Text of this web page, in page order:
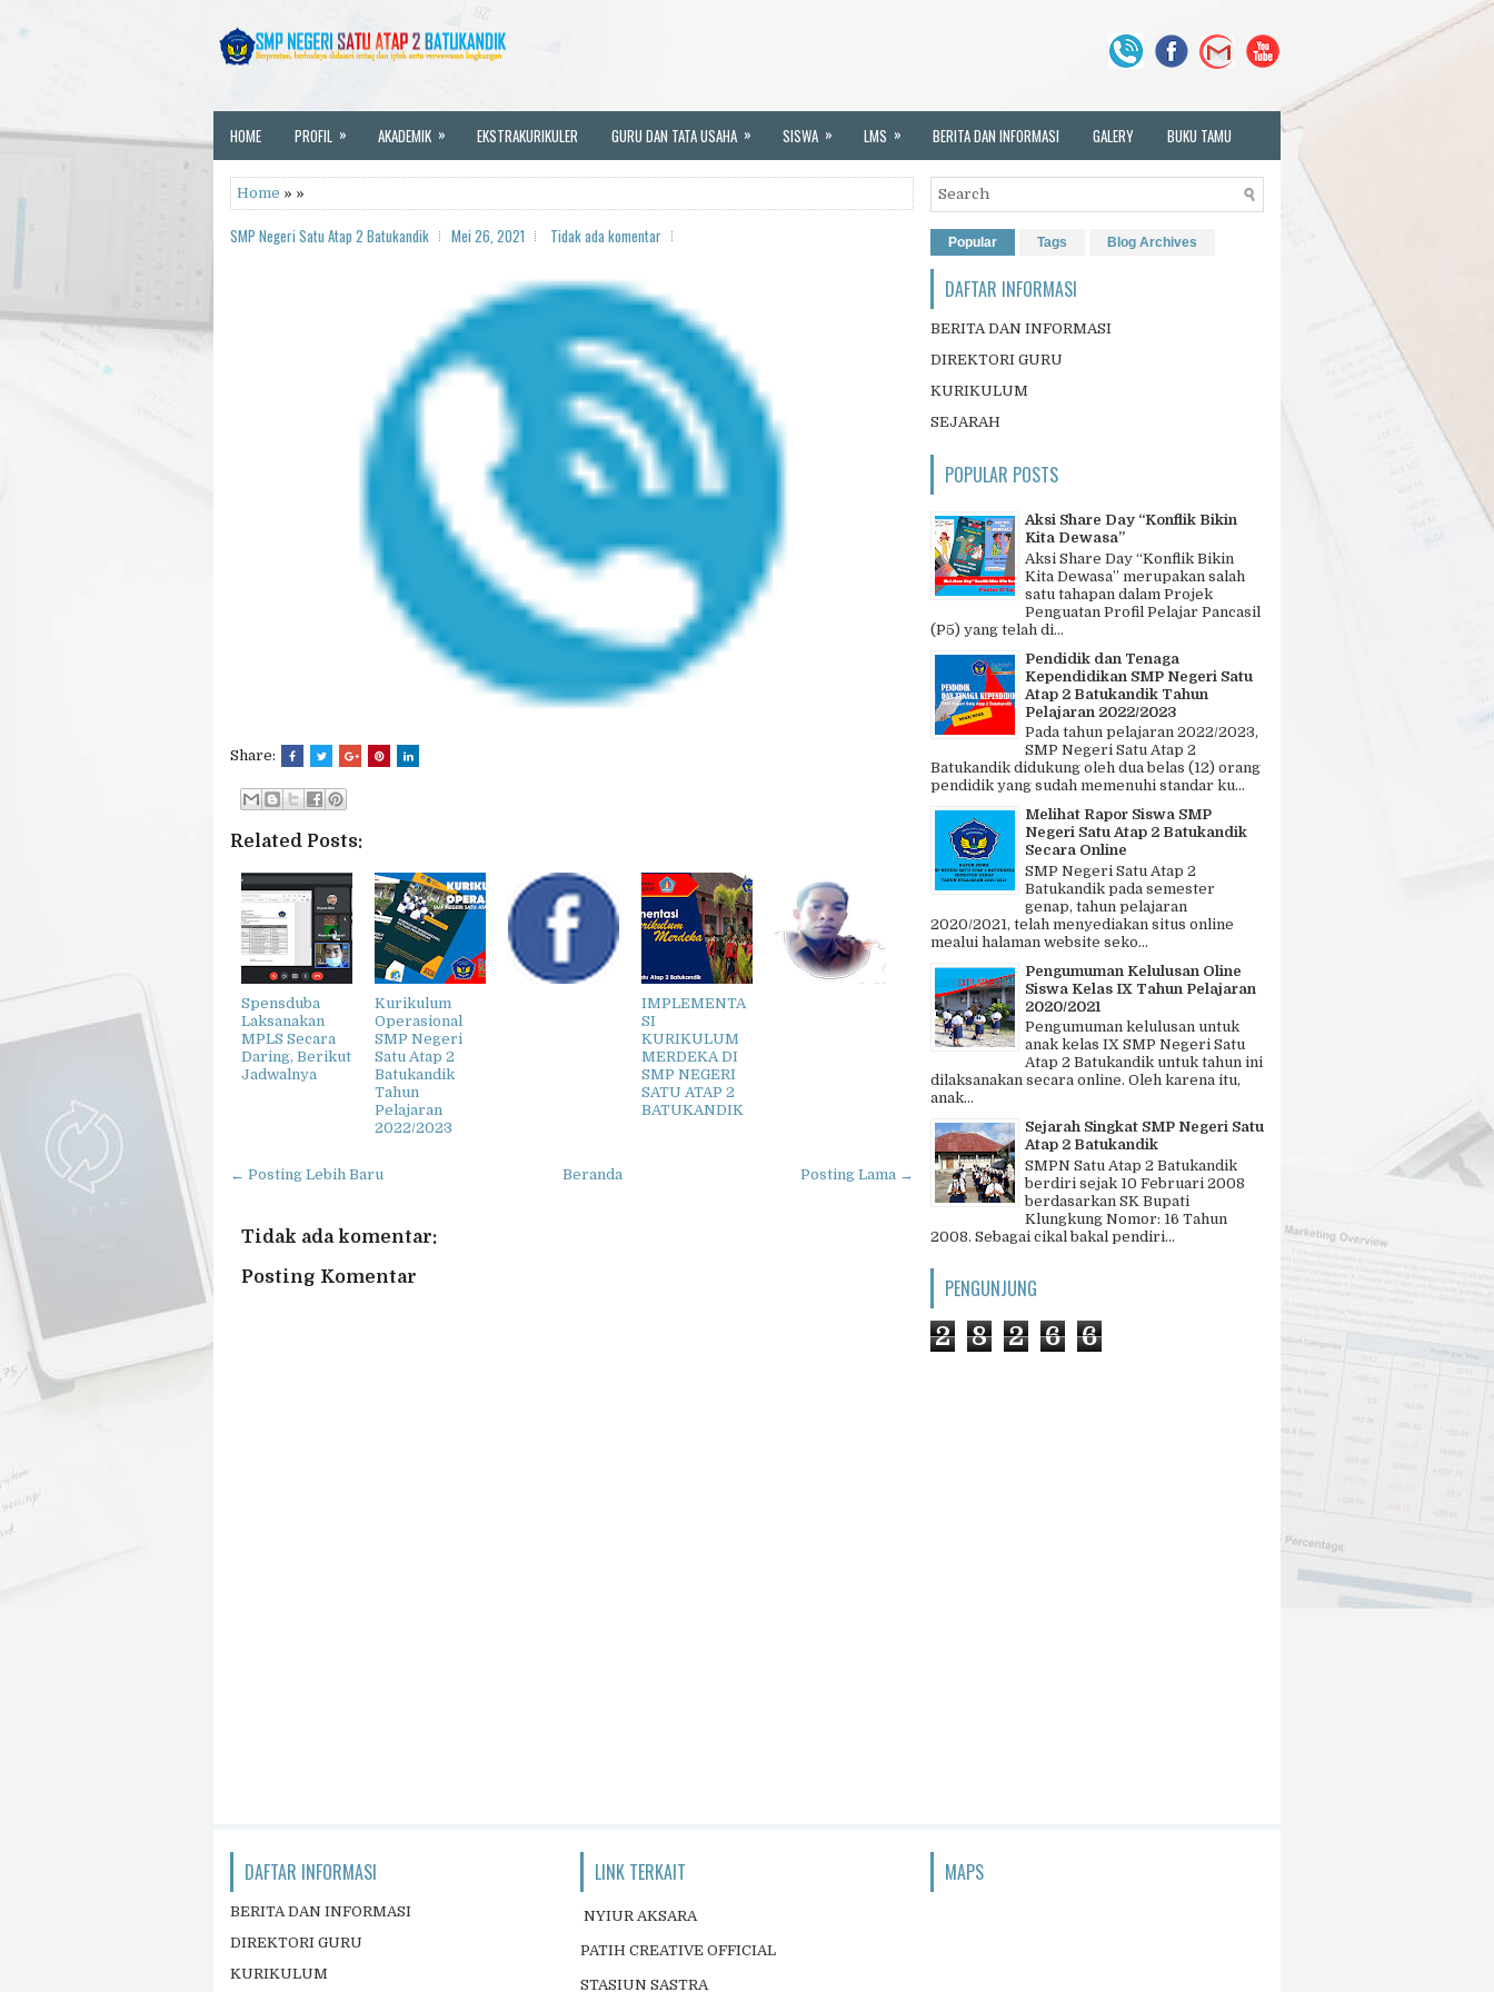
HOME PROFIL » AKADEMIK » EKSTRAKURIKULER GURU DAN TATA USAHA » SISWA » LMS » BERITA DAN INFORMASI GALERY BUKU TAMU
Home » »
SMP Negeri Satu Atap 2 Batukandik Mei 26, 2021 Tidak ada komentar
Share:
Related Posts:
Spensduba
Laksanakan
MPLS Secara
Daring, Berikut
Jadwalnya
Kurikulum
Operasional
SMP Negeri
Satu Atap 2
Batukandik
Tahun
Pelajaran
2022/2023
IMPLEMENTA
SI
KURIKULUM
MERDEKA DI
SMP NEGERI
SATU ATAP 2
BATUKANDIK
← Posting Lebih Baru Posting Lama →
Beranda
Tidak ada komentar:
Posting Komentar
Popular Tags Blog Archives
DAFTAR INFORMASI
BERITA DAN INFORMASI
DIREKTORI GURU
KURIKULUM
SEJARAH
POPULAR POSTS
Aksi Share Day “Konflik Bikin
Kita Dewasa”
Aksi Share Day “Konflik Bikin
Kita Dewasa” merupakan salah
satu tahapan dalam Projek
Penguatan Profil Pelajar Pancasil
(P5) yang telah di...
Pendidik dan Tenaga
Kependidikan SMP Negeri Satu
Atap 2 Batukandik Tahun
Pelajaran 2022/2023
Pada tahun pelajaran 2022/2023,
SMP Negeri Satu Atap 2
Batukandik didukung oleh dua belas (12) orang
pendidik yang sudah memenuhi standar ku...
Melihat Rapor Siswa SMP
Negeri Satu Atap 2 Batukandik
Secara Online
SMP Negeri Satu Atap 2
Batukandik pada semester
genap, tahun pelajaran
2020/2021, telah menyediakan situs online
mealui halaman website seko...
Pengumuman Kelulusan Oline
Siswa Kelas IX Tahun Pelajaran
2020/2021
Pengumuman kelulusan untuk
anak kelas IX SMP Negeri Satu
Atap 2 Batukandik untuk tahun ini
dilaksanakan secara online. Oleh karena itu,
anak...
Sejarah Singkat SMP Negeri Satu
Atap 2 Batukandik
SMPN Satu Atap 2 Batukandik
berdiri sejak 10 Februari 2008
berdasarkan SK Bupati
Klungkung Nomor: 16 Tahun
2008. Sebagai cikal bakal pendiri...
PENGUNJUNG
2 8 2 6 6
DAFTAR INFORMASI
BERITA DAN INFORMASI
DIREKTORI GURU
KURIKULUM
LINK TERKAIT
NYIUR AKSARA
PATIH CREATIVE OFFICIAL
STASIUN SASTRA
MAPS